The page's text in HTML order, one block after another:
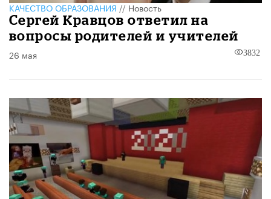
КАЧЕСТВО ОБРАЗОВАНИЯ//Новость
Сергей Кравцов ответил на
вопросы родителей и учителей
26 мая 3832